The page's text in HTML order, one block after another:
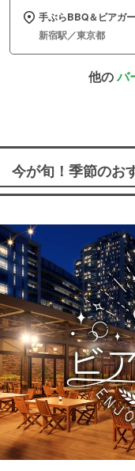
手ぶらBBQ＆ビアガ
新宿駅／東京都
他のバ
今が旬！季節のお